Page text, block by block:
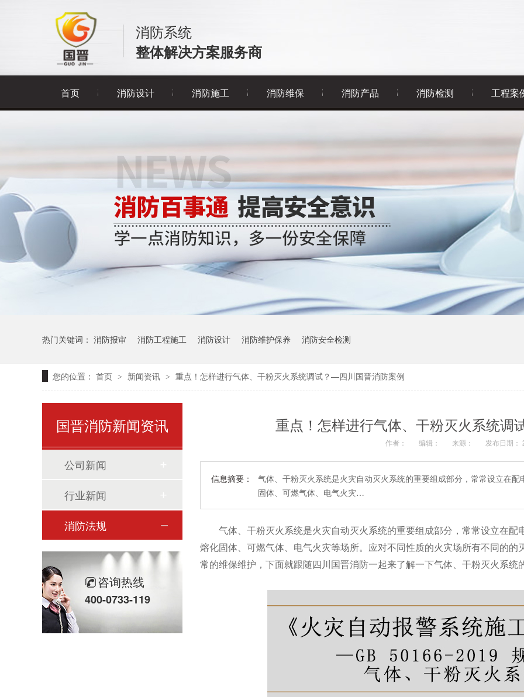
消防系统
整体解决方案服务商
首页 消防设计 消防施工 消防维保 消防产品 消防检测 工程案
热门关键词： 消防报审 消防工程施工 消防设计 消防维护保养 消防安全检测
您的位置： 首页 > 新闻资讯 > 重点！怎样进行气体、干粉灭火系统调试？—四川国晋消防案例
重点！怎样进行气体、干粉灭火系统
作者： 编辑： 来源： 发布日期：
信息摘要：
气体、干粉灭火系统是火灾自动灭火系统的重要组成部分，常常设立在
固体、可燃气体、电气火灾…
气体、干粉灭火系统是火灾自动灭火系统的重要组成部分，常常设立在
熔化固体、可燃气体、电气火灾等场所。应对不同性质的火灾场所有不同的
常的维保维护，下面就跟随四川国晋消防一起来了解一下气体、干粉灭火系统
国晋消防新闻资讯
公司新闻
行业新闻
消防法规
咨询热线
400-0733-119